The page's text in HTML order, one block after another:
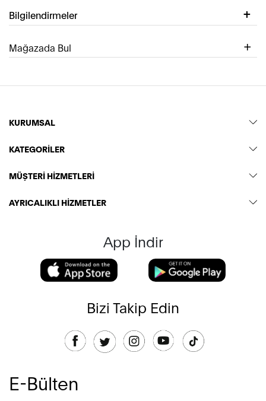
Bilgilendirmeler
Mağazada Bul
KURUMSAL
KATEGORİLER
MÜŞTERİ HİZMETLERİ
AYRICALIKLI HİZMETLER
App İndir
Bizi Takip Edin
E-Bülten